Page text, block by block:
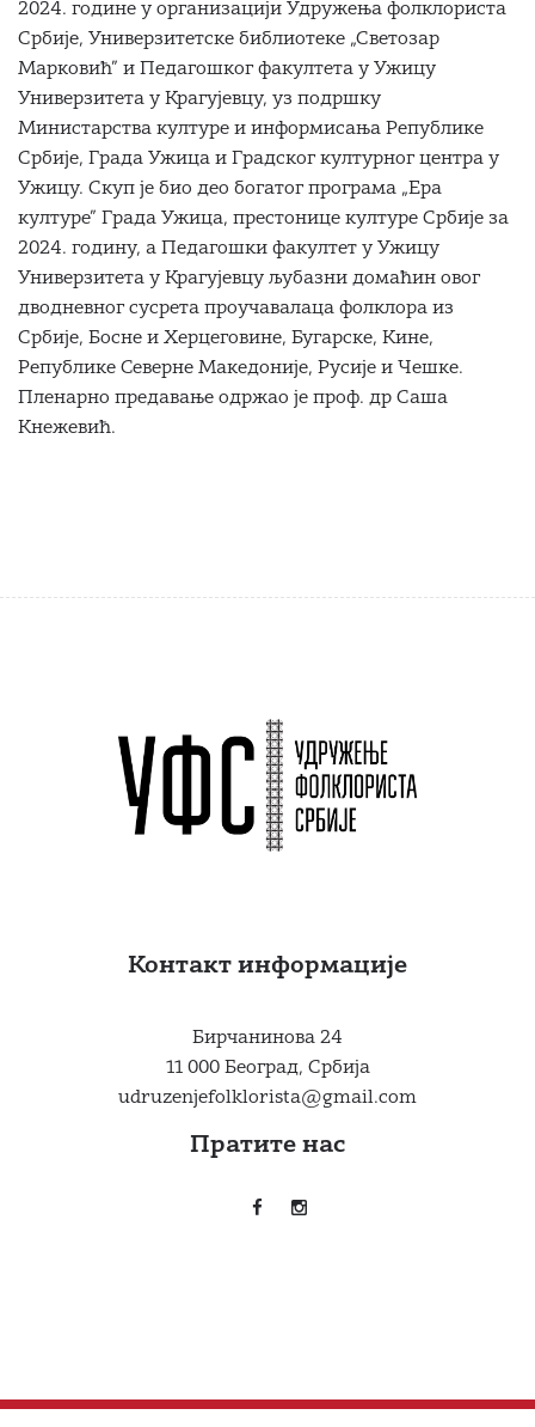
2024. године у организацији Удружења фолклориста
Србије, Универзитетске библиотеке „Светозар
Марковић” и Педагошког факултета у Ужицу
Универзитета у Крагујевцу, уз подршку
Министарства културе и информисања Републике
Србије, Града Ужица и Градског културног центра у
Ужицу. Скуп је био део богатог програма „Ера
културе” Града Ужица, престонице културе Србије за
2024. годину, а Педагошки факултет у Ужицу
Универзитета у Крагујевцу љубазни домаћин овог
дводневног сусрета проучавалаца фолклора из
Србије, Босне и Херцеговине, Бугарске, Кине,
Републике Северне Македоније, Русије и Чешке.
Пленарно предавање одржао је проф. др Саша
Кнежевић.
Контакт информације
Бирчанинова 24
11 000 Београд, Србија
udruzenjefolklorista@gmail.com
Пратите нас